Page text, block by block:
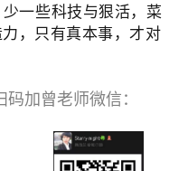
一些科技与狠活，菜
，只有真本事，才对
加曾老师微信：